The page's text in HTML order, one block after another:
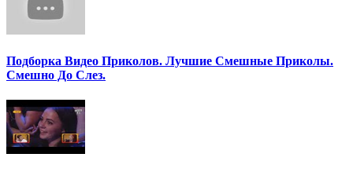
Подборка Видео Приколов. Лучшие Смешные Приколы.
Смешно До Слез.